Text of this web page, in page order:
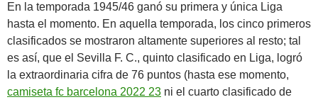
En la temporada 1945/46 ganó su primera y única Liga
hasta el momento. En aquella temporada, los cinco primeros
clasificados se mostraron altamente superiores al resto; tal
es así, que el Sevilla F. C., quinto clasificado en Liga, logró
la extraordinaria cifra de 76 puntos (hasta ese momento,
camiseta fc barcelona 2022 23 ni el cuarto clasificado de